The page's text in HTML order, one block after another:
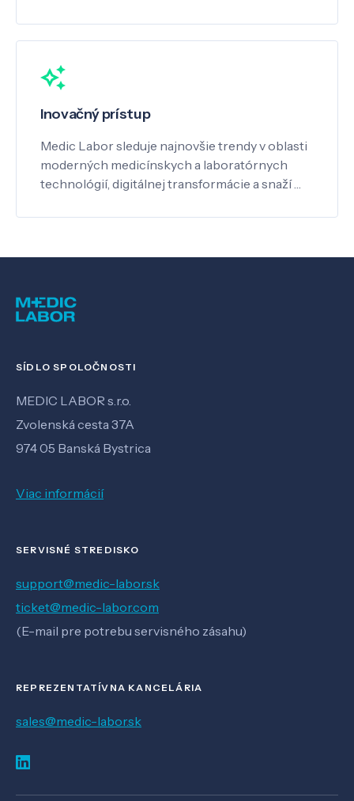
Inovačný prístup
Medic Labor sleduje najnovšie trendy v oblasti
moderných medicínskych a laboratórnych
technológií, digitálnej transformácie a snaží …
SÍDLO SPOLOČNOSTI
MEDIC LABOR s.r.o.
Zvolenská cesta 37A
974 05 Banská Bystrica
Viac informácií
SERVISNÉ STREDISKO
support@medic-labor.sk
ticket@medic-labor.com
(E-mail pre potrebu servisného zásahu)
REPREZENTATÍVNA KANCELÁRIA
sales@medic-labor.sk